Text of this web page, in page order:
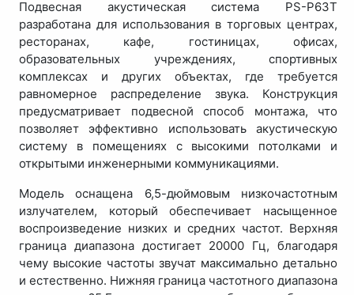
Подвесная акустическая система PS-P63T
разработана для использования в торговых центрах,
ресторанах, кафе, гостиницах, офисах,
образовательных учреждениях, спортивных
комплексах и других объектах, где требуется
равномерное распределение звука. Конструкция
предусматривает подвесной способ монтажа, что
позволяет эффективно использовать акустическую
систему в помещениях с высокими потолками и
открытыми инженерными коммуникациями.
Модель оснащена 6,5-дюймовым низкочастотным
излучателем, который обеспечивает насыщенное
воспроизведение низких и средних частот. Верхняя
граница диапазона достигает 20000 Гц, благодаря
чему высокие частоты звучат максимально детально
и естественно. Нижняя граница частотного диапазона